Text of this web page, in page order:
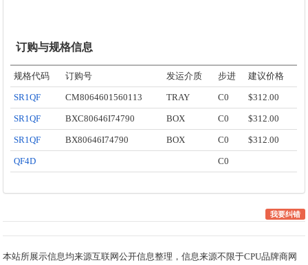
订购与规格信息
规格代码 订购号 发运介质 步进 建议价格
SR1QF CM8064601560113 TRAY C0 $312.00
SR1QF BXC80646I74790 BOX C0 $312.00
SR1QF BX80646I74790 BOX C0 $312.00
QF4D C0
我要纠错
本站所展示信息均来源互联网公开信息整理，信息来源不限于CPU品牌商网